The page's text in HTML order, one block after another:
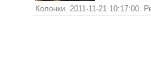
Колонки. 2011-11-21 10:17:00.